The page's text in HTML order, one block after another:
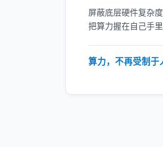
屏蔽底层硬件复杂
把算力握在自己手里
算力，不再受制于